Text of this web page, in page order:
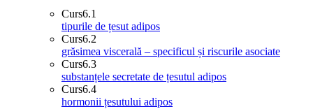
Curs6.1
tipurile de țesut adipos
Curs6.2
grăsimea viscerală – specificul și riscurile asociate
Curs6.3
substanțele secretate de țesutul adipos
Curs6.4
hormonii țesutului adipos